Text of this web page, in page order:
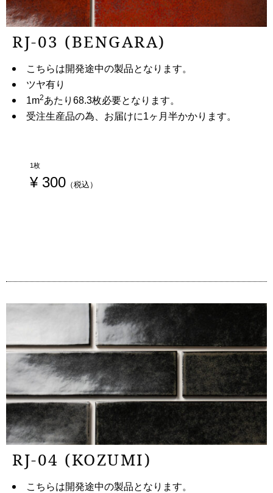
RJ-03 (BENGARA)
こちらは開発途中の製品となります。
ツヤ有り
1m2あたり68.3枚必要となります。
受注生産品の為、お届けに1ヶ月半かかります。
1枚
¥ 300 （税込）
RJ-04 (KOZUMI)
こちらは開発途中の製品となります。